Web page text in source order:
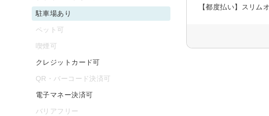
【都度払い】スリ
駐車場あり
ペット可
喫煙可
クレジットカード可
QR・バーコード決済可
電子マネー決済可
バリアフリー